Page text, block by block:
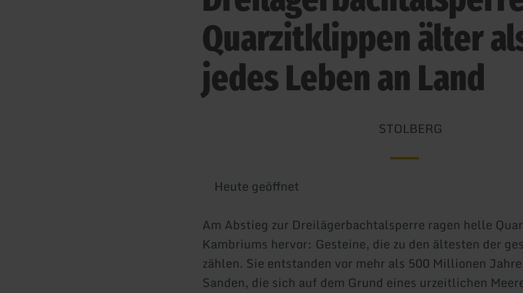
Quarzitklippen älter
jedes Leben an Land
STOLBERG
Heute geöffnet
Am Abstieg zur Dreilägerbachtalsperre ragen helle
Kambriums hervor: Gesteine, die zu den ältesten der
zählen. Sie entstanden vor mehr als 500 Millionen
Sanden, die sich auf dem Grund eines urzeitlichen